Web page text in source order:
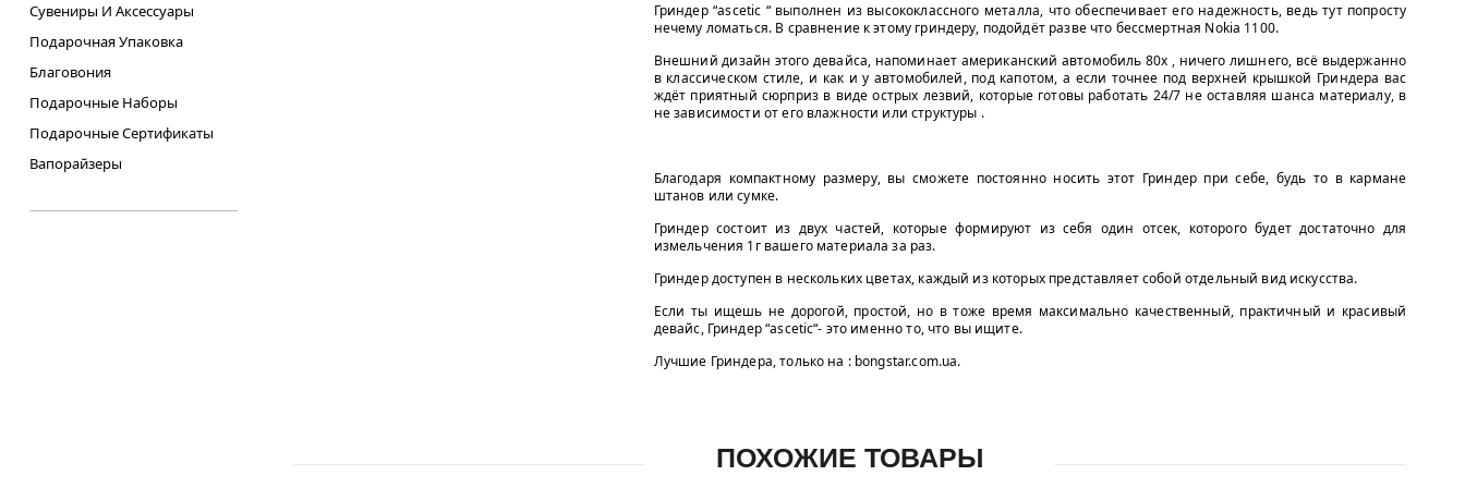
Сувениры И Аксессуары
Подарочная Упаковка
Благовония
Подарочные Наборы
Подарочные Сертификаты
Вапорайзеры
Гриндер “ascetic “ выполнен из высококлассного металла, что обеспечивает его надежность, ведь тут попросту
нечему ломаться. В сравнение к этому гриндеру, подойдёт разве что бессмертная Nokia 1100.
Внешний дизайн этого девайса, напоминает американский автомобиль 80х , ничего лишнего, всё выдержанно
в классическом стиле, и как и у автомобилей, под капотом, а если точнее под верхней крышкой Гриндера вас
ждёт приятный сюрприз в виде острых лезвий, которые готовы работать 24/7 не оставляя шанса материалу, в
не зависимости от его влажности или структуры .
Благодаря компактному размеру, вы сможете постоянно носить этот Гриндер при себе, будь то в кармане
штанов или сумке.
Гриндер состоит из двух частей, которые формируют из себя один отсек, которого будет достаточно для
измельчения 1г вашего материала за раз.
Гриндер доступен в нескольких цветах, каждый из которых представляет собой отдельный вид искусства.
Если ты ищешь не дорогой, простой, но в тоже время максимально качественный, практичный и красивый
девайс, Гриндер “ascetic“- это именно то, что вы ищите.
Лучшие Гриндера, только на : bongstar.com.ua.
ПОХОЖИЕ ТОВАРЫ